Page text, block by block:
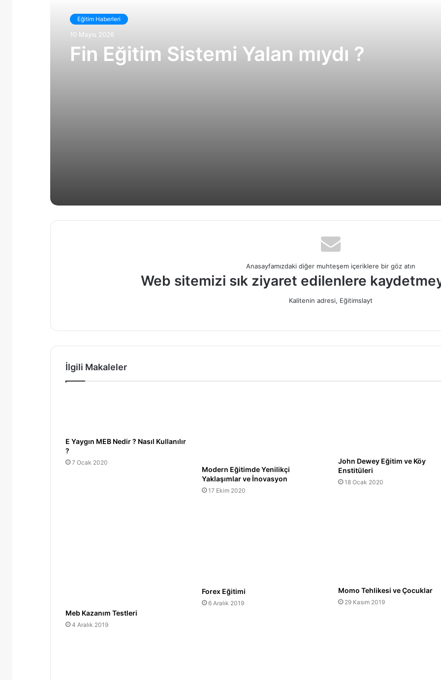
Eğitim Haberleri
10 Mayıs 2026
Fin Eğitim Sistemi Yalan mıydı ?
Anasayfamızdaki diğer muhteşem içeriklere bir göz atın
Web sitemizi sık ziyaret edilenlere
Kalitenin adresi, Eğitimslayt
İlgili Makaleler
E Yaygın MEB Nedir ? Nasıl Kullanılır
?
7 Ocak 2020
Modern Eğitimde Yenilikçi
Yaklaşımlar ve İnovasyon
17 Ekim 2020
John Dewey Eğitim ve Köy
Enstitüleri
18 Ocak 2020
Meb Kazanım Testleri
4 Aralık 2019
Forex Eğitimi
6 Aralık 2019
Momo Tehlikesi ve Çocuklar
29 Kasım 2019